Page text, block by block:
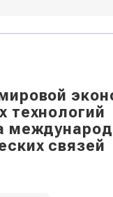
технологий
связей